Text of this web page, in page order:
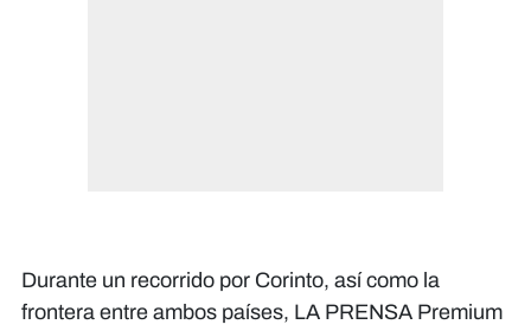
Durante un recorrido por Corinto, así como la
frontera entre ambos países, LA PRENSA Premium